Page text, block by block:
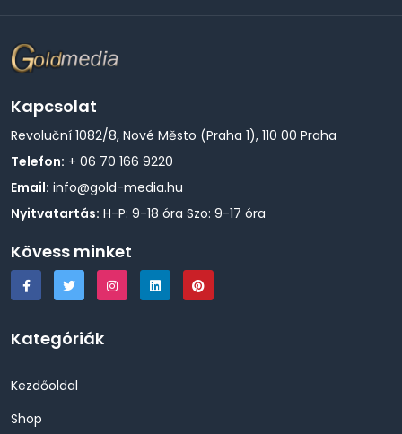
Kapcsolat
Revoluční 1082/8, Nové Město (Praha 1), 110 00 Praha
Telefon: + 06 70 166 9220
Email: info@gold-media.hu
Nyitvatartás: H-P: 9-18 óra Szo: 9-17 óra
Kövess minket
Kategóriák
Kezdőoldal
Shop